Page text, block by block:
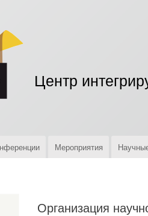
Центр
Мероприятия
Организация